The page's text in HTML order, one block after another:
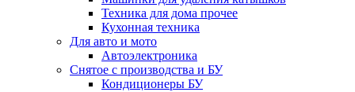
Техника для дома прочее
Кухонная техника
Для авто и мото
Автоэлектроника
Снятое с производства и БУ
Кондиционеры БУ